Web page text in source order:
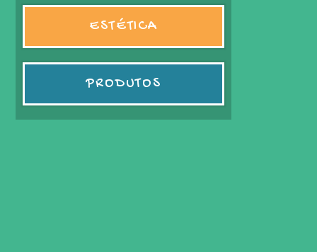
ESTÉTICA
PRODUTOS